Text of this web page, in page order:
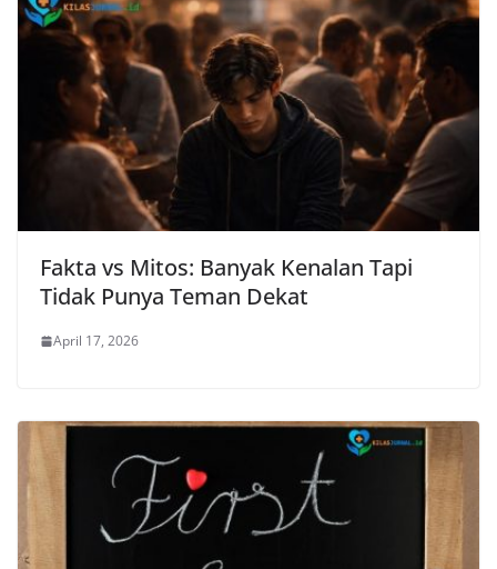
Fakta vs Mitos: Banyak Kenalan Tapi
Tidak Punya Teman Dekat
April 17, 2026